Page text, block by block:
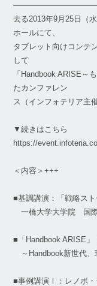
去る2013年9月25日（
ホールにて、
タブレット向けコンテ
して
「Handbook ARISE～
たカンファレン
ス（インフォテリア主
▼続きはこちら
https://
＜内容＞+++
■基調講演：「戦略スト
一橋大学大学院 国
■「Handbook ARISE」
～Handbook新世代、
■事例講演Ⅰ：レノボ・